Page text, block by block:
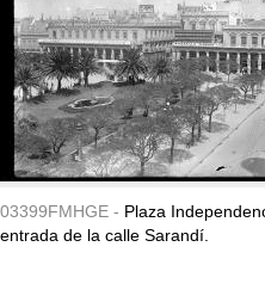
03399FMHGE - Plaza
entrada de la calle Sarandí.